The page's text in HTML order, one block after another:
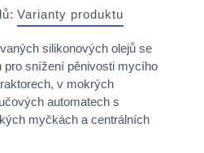
Varianty produktu
silikonových olejů se
snížení pěnivosti mycího
v mokrých
automatech s
myčkách a centrálních